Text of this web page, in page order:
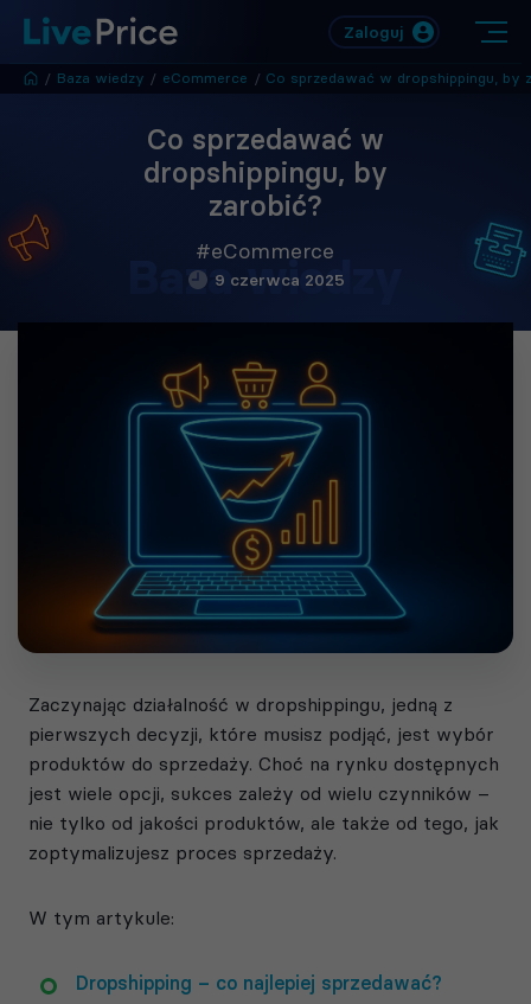
Zaloguj
/ Baza wiedzy / eCommerce / Co sprzedawać w dropshippingu, by zarobić?
Co sprzedawać w
dropshippingu, by
zarobić?
#eCommerce
9 czerwca 2025
Baza wiedzy
Zaczynając działalność w dropshippingu, jedną z
pierwszych decyzji, które musisz podjąć, jest wybór
produktów do sprzedaży. Choć na rynku dostępnych
jest wiele opcji, sukces zależy od wielu czynników –
nie tylko od jakości produktów, ale także od tego, jak
zoptymalizujesz proces sprzedaży.
W tym artykule:
Dropshipping – co najlepiej sprzedawać?